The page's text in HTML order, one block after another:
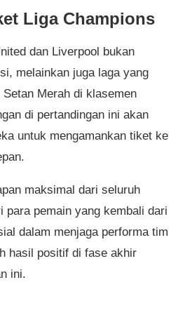
Liga Champions
dan Liverpool bukan
melainkan juga laga yang
Merah di klasemen
di pertandingan ini akan
untuk mengamankan tiket ke
maksimal dari seluruh
para pemain yang kembali dari
dalam menjaga performa tim
hasil positif di fase akhir
ini.